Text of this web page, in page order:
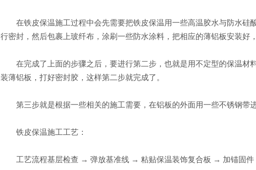
在铁皮保温施工过程中会先需要把铁皮保温用一些高温胶水与防水硅
行密封，然后包裹上玻纤布，涂刷一些防水涂料，把相应的薄铝板安装好
在完成了上面的步骤之后，要进行第二步，也就是用不定型的保温材
装薄铝板，打好密封胶，这样第二步就完成了。
第三步就是根据一些相关的施工需要，在铝板的外面用一些不锈钢带
铁皮保温施工工艺：
工艺流程基层检查 → 弹放基准线 → 粘贴保温装饰复合板 → 加锚固